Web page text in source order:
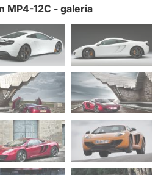
MP4-12C - galeria